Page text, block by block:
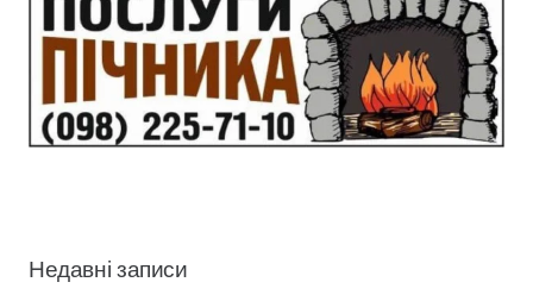
Недавні записи